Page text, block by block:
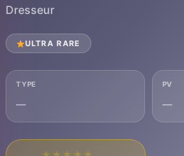
Dresseur
ULTRA RARE
TYPE
—
PV
—